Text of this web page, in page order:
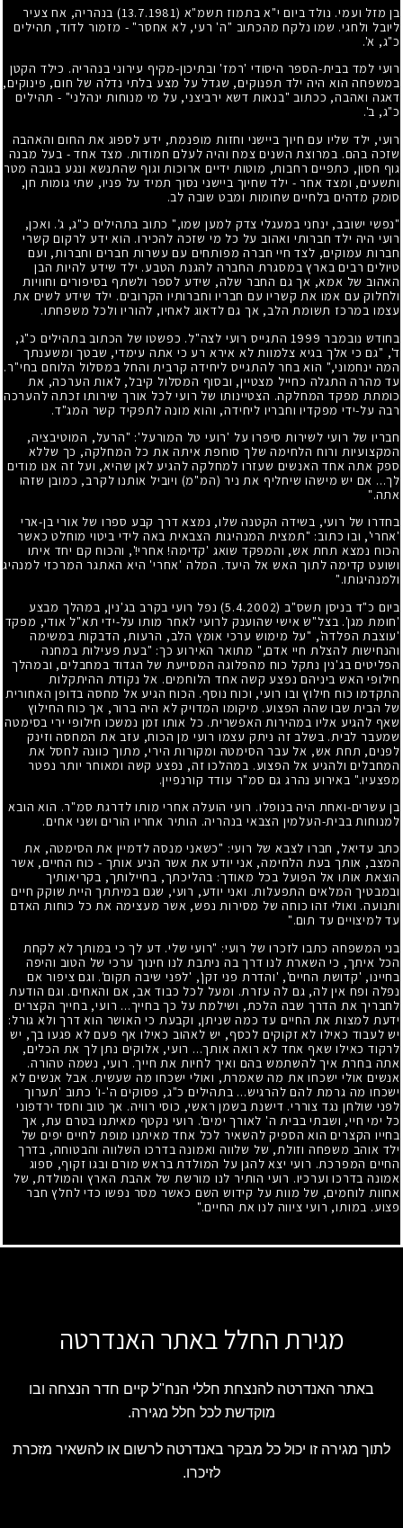
בן מזל ועמי. נולד ביום י"א בתמוז תשמ"א (13.7.1981)
בנהריה, אח צעיר
ליובל ולחגי. שמו נלקח מהכתוב "ה' רעי, לא אחסר" - מזמור לדוד, תהילים
כ"ג, א'.
רועי למד בבית-הספר היסודי 'רמז' ובתיכון-מקיף עירוני בנהריה. כילד הקטן
במשפחה הוא היה ילד תפנוקים, שגדל על מצע בלתי נדלה של חום, פינוקים,
דאגה ואהבה, ככתוב "בנאות דשא ירביצני, על מי מנוחות ינהלני" - תהילים
כ"ג, ב'.
רועי, ילד שליו עם חיוך ביישני וחזות מופנמת, ידע לספוג את החום והאהבה
שזכה בהם. במרוצת השנים צמח והיה לעלם חמודות. מצד אחד - בעל מבנה
גוף חסון, כתפיים רחבות, מוטות ידיים ארוכות וגוף שהתנשא ונגע בגובה מטר
ותשעים, ומצד אחר - ילד שחיוך ביישני נסוך תמיד על פניו, שתי גומות חן,
סומק מדהים בלחיים שחומות ומבט שובה לב.
"נפשי ישובב, ינחני במעגלי צדק למען שמו," כתוב בתהילים כ"ג, ג'. ואכן,
רועי היה ילד חברותי ואהוב על כל מי שזכה להכירו. הוא ידע לרקום קשרי
חברות עמוקים, לצד חיי חברה מפותחים עם עשרות חברים וחברות, ועם
טיולים רבים בארץ במסגרת החברה להגנת הטבע. ילד שידע להיות הבן
האהוב של אמא, אך גם החבר שלה, שידע לספר ולשתף בסיפורים וחוויות
ולחלוק עם אמו את קשריו עם חבריו וחברותיו הקרובים. ילד שידע לשים את
עצמו במרכז תשומת הלב, אך גם לדאוג לאחיו, להוריו ולכל משפחתו.
בחודש נובמבר 1999 התגייס רועי לצה"ל. כפשטו של הכתוב בתהילים כ"ג,
ד', "גם כי אלך בגיא צלמוות לא אירא רע כי אתה עימדי, שבטך ומשענתך
המה ינחמוני," הוא בחר להתגייס ליחידה קרבית והחל במסלול הלוחם בחי"ר.
עד מהרה התגלה כחייל מצטיין, ובסוף המסלול קיבל, לאות הערכה, את
כומתת מפקד המחלקה. הצטיינותו של רועי לכל אורך שירותו זכתה להערכה
רבה על-ידי מפקדיו וחבריו ליחידה, והוא מונה לתפקיד קשר המג"ד.
חבריו של רועי לשירות סיפרו על 'רועי טל המורעל': "הרעל, המוטיבציה,
המקצועיות ורוח הלחימה שלך סוחפת איתה את כל המחלקה, כך שללא
ספק אתה אחד האנשים שעזרו למחלקה להגיע לאן שהיא, ועל זה אנו מודים
לך... אם יש מישהו שיחליף את ניר (המ"מ) ויוביל אותנו לקרב, כמובן שזהו
אתה."
בחדרו של רועי, בשידה הקטנה שלו, נמצא דרך קבע ספרו של אורי בן-ארי
'אחרי', ובו כתוב: "תמצית המנהיגות הצבאית באה לידי ביטוי מוחלט כאשר
הכוח נמצא תחת אש, והמפקד שואג 'קדימה! אחרי!', והכוח קם יחד איתו
ושועט קדימה לתוך האש אל היעד. המלה 'אחרי' היא האתגר המרכזי למנהיג
ולמנהיגותו."
ביום כ"ד בניסן תשס"ב (5.4.2002)
נפל רועי בקרב בג'נין, במהלך מבצע
'חומת מגן'. בצל"ש אישי שהוענק לרועי לאחר מותו על-ידי תא"ל אודי, מפקד
'עוצבת הפלדה', "על מימוש ערכי אומץ הלב, הרעות, הדבקות במשימה
והנחישות להצלת חיי אדם," מתואר האירוע כך: "בעת פעילות במחנה
הפליטים בג'נין נתקל כוח מהפלוגה המסייעת של הגדוד במחבלים, ובמהלך
חילופי האש ביניהם נפצע קשה אחד הלוחמים. אל נקודת ההיתקלות
התקדמו כוח חילוץ ובו רועי, וכוח נוסף. הכוח הגיע אל מחסה בדופן האחורית
של הבית שבו שהה הפצוע. מיקומו המדויק לא היה ברור, אך כוח החילוץ
שאף להגיע אליו במהירות האפשרית. כל אותו זמן נמשכו חילופי ירי בסימטה
שמעבר לבית. בשלב זה ניתק עצמו רועי מן הכוח, עזב את המחסה וזינק
לפנים, תחת אש, אל עבר הסימטה ומקורות הירי, מתוך כוונה לחסל את
המחבלים ולהגיע אל הפצוע. במהלכו זה, נפצע קשה ומאוחר יותר נפטר
מפצעיו." באירוע נהרג גם סמ"ר עודד קורנפיין.
בן עשרים-ואחת היה בנופלו. רועי הועלה אחרי מותו לדרגת סמ"ר. הוא הובא
למנוחות בבית-העלמין הצבאי בנהריה. הותיר אחריו הורים ושני אחים.
כתב עדיאל, חברו לצבא של רועי: "כשאני מנסה לדמיין את הסימטה, את
המצב, אותך בעת הלחימה, אני יודע את אשר הניע אותך - כוח החיים, אשר
הוצאת אותו אל הפועל בכל מאודך: בהליכתך, בחיילותך, בקריאותיך
ובמבטיך המלאים התפעלות. ואני יודע, רועי, שגם במיתתך היית שוקק חיים
ותנועה. ואולי זהו כוחה של מסירות נפש, אשר מעצימה את כל כוחות האדם
עד למיצויים עד תום."
בני המשפחה כתבו לזכרו של רועי: "רועי שלי. דע לך כי במותך לא לקחת
הכל איתך, כי השארת לנו דרך בה ניתבת לנו חינוך ערכי של הטוב והיפה
בחיינו, 'קדושת החיים', 'והדרת פני זקן', 'לפני שיבה תקום'. וגם ציפור אם
נפלה ופח אין לה, גם לה עזרת. ומעל לכל כבוד אב, אם והאחים. וגם הודעת
לחבריך את הדרך שבה הלכת, ושילמת על כך בחייך... רועי, בחייך הקצרים
ידעת למצות את החיים עד כמה שניתן, וקבעת כי האושר הוא דרך ולא גורל:
יש לעבוד כאילו לא זקוקים לכסף, יש לאהוב כאילו אף פעם לא פגעו בך, יש
לרקוד כאילו שאף אחד לא רואה אותך... רועי, אלוקים נתן לך את הכלים,
אתה בחרת איך להשתמש בהם ואיך לחיות את חייך. רועי, נשמה טהורה.
אנשים אולי ישכחו את מה שאמרת, ואולי ישכחו מה שעשית. אבל אנשים לא
ישכחו מה גרמת להם להרגיש... בתהילים כ"ג, פסוקים ה'-ו' כתוב 'תערוך
לפני שולחן נגד צוררי. דישנת בשמן ראשי, כוסי רוויה. אך טוב וחסד ירדפוני
כל ימי חיי, ושבתי בבית ה' לאורך ימים'. רועי נקטף מאיתנו בטרם עת, אך
בחייו הקצרים הוא הספיק להשאיר לכל אחד מאיתנו מופת לחיים יפים של
ילד אוהב משפחה וזולת, של שלווה ואמונה בדרכו השלווה והבטוחה, בדרך
החיים המפרכת. רועי יצא להגן על המולדת בראש מורם ובגו זקוף, ספוג
אמונה בדרכו וערכיו. רועי הותיר לנו מורשת של אהבת הארץ והמולדת, של
אחוות לוחמים, של מוות על קידוש השם כאשר מסר נפשו כדי לחלץ חבר
פצוע. במותו, רועי ציווה לנו את החיים."
מגירת החלל באתר האנדרטה
באתר האנדרטה להנצחת חללי הנח"ל קיים חדר הנצחה ובו
מוקדשת לכל חלל מגירה.
לתוך מגירה זו יכול כל מבקר באנדרטה לרשום או להשאיר מזכרת
לזיכרו.